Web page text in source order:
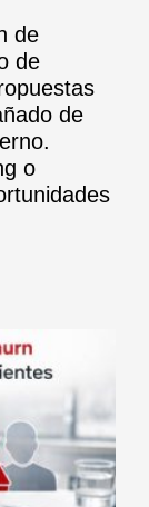
de
de
de
o